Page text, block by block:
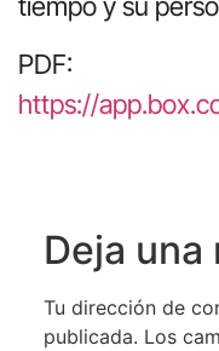
tiempo y su
PDF:
https://
Deja
Tu dirección de
publicada. Los